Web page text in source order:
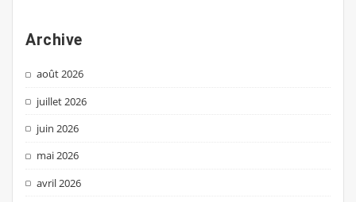
Archive
août 2026
juillet 2026
juin 2026
mai 2026
avril 2026